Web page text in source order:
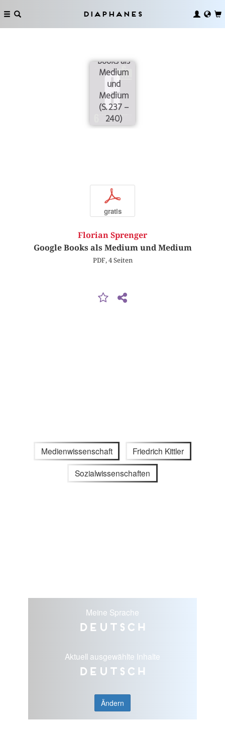
Diaphanes
Books als
Medium
und
Medium
(S. 237 –
240)
p
gratis
Florian Sprenger
Google Books als Medium und Medium
PDF, 4 Seiten
Medienwissenschaft Friedrich Kittler
Sozialwissenschaften
Meine Sprache
Deutsch
Aktuell ausgewählte Inhalte
Deutsch
Ändern